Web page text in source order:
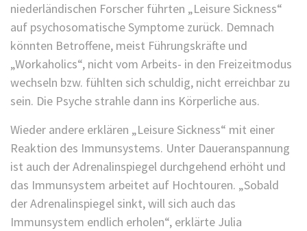
niederländischen Forscher führten „Leisure Sickness“
auf psychosomatische Symptome zurück. Demnach
könnten Betroffene, meist Führungskräfte und
„Workaholics“, nicht vom Arbeits- in den Freizeitmodus
wechseln bzw. fühlten sich schuldig, nicht erreichbar zu
sein. Die Psyche strahle dann ins Körperliche aus.
Wieder andere erklären „Leisure Sickness“ mit einer
Reaktion des Immunsystems. Unter Daueranspannung
ist auch der Adrenalinspiegel durchgehend erhöht und
das Immunsystem arbeitet auf Hochtouren. „Sobald
der Adrenalinspiegel sinkt, will sich auch das
Immunsystem endlich erholen“, erklärte Julia